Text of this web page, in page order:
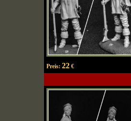
Preis: 22€